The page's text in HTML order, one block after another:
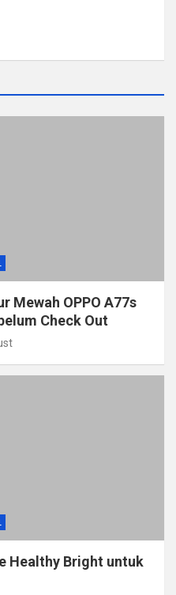
Mewah OPPO A77s
Check Out
Healthy Bright untuk